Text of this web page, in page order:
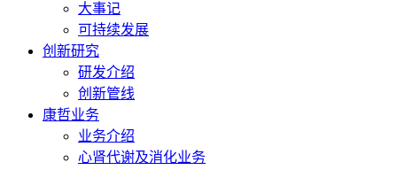
大事记
可持续发展
创新研究
研发介绍
创新管线
康哲业务
业务介绍
心肾代谢及消化业务